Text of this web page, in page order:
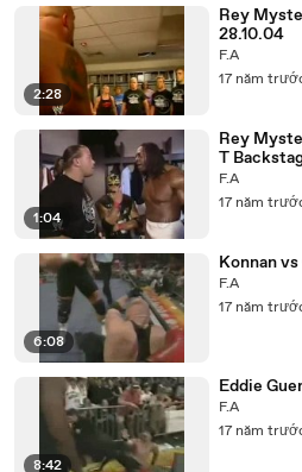
2:28
Rey
28.10.04
F.A
17 năm
1:04
Rey
T
F.A
17 năm
6:08
Konnan
F.A
17 năm
8:42
Eddie
F.A
17 năm